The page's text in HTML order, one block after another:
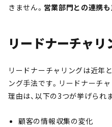
きません。 営業部門との連携
リードナーチャリ
リードナーチャリングは近年
ング手法です。リードナーチ
理由は、以下の3つが挙げられ
顧客の情報収集の変化